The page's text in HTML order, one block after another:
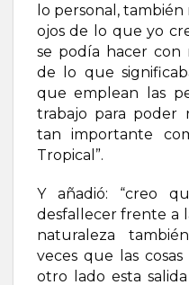
lo personal,
ojos de lo que yo
se podía hacer con
de lo que
que emplean las
trabajo para poder
tan importante
Tropical”.
Y añadió: “creo
desfallecer frente a
naturaleza
veces que las
otro lado esta